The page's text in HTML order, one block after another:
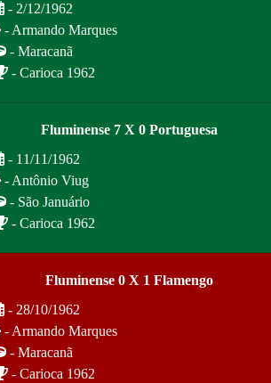
- 2/12/1962
- Armando Marques
- Maracanã
- Carioca 1962
Fluminense 7 X 0 Portuguesa
- 11/11/1962
- Antônio Viug
- São Januário
- Carioca 1962
Fluminense 0 X 1 Flamengo
- 28/10/1962
- Armando Marques
- Maracanã
- Carioca 1962